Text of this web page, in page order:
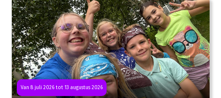
Van 8 juli 2026 tot 13 augustus 2026